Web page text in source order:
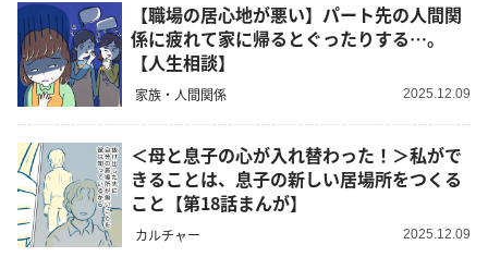
【職場の居心地が悪い】パート先の人間関
係に疲れて家に帰るとぐったりする…。
【人生相談】
家族・人間関係 2025.12.09
＜母と息子の心が入れ替わった！＞私がで
きることは、息子の新しい居場所をつくる
こと【第18話まんが】
カルチャー 2025.12.09